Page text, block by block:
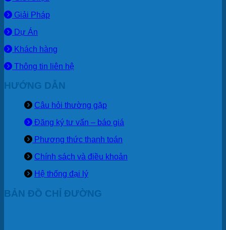
Giải Pháp
Dự Án
Khách hàng
Thông tin liên hệ
HƯỚNG DẪN
Câu hỏi thường gặp
Đăng ký tư vấn – báo giá
Phương thức thanh toán
Chính sách và điều khoản
Hệ thống đại lý
BẢN ĐỒ CHỈ ĐƯỜNG